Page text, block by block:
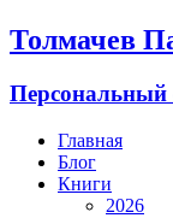
Толмачев
Персональный
Главная
Блог
Книги
2026